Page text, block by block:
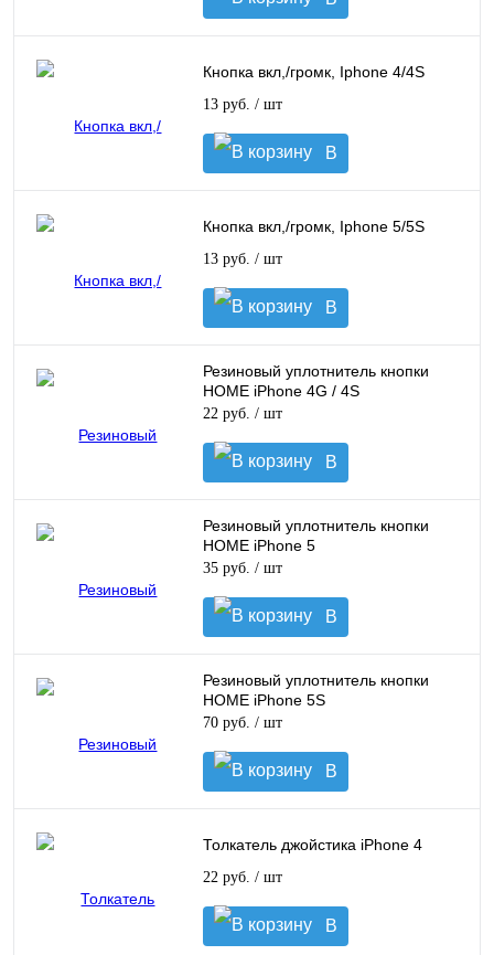
корзину
Кнопка вкл,/громк, Iphone 4/4S
13 руб. / шт
В
корзину
Кнопка вкл,/громк, Iphone 5/5S
13 руб. / шт
В
корзину
Резиновый уплотнитель кнопки
HOME iPhone 4G / 4S
22 руб. / шт
В
корзину
Резиновый уплотнитель кнопки
HOME iPhone 5
35 руб. / шт
В
корзину
Резиновый уплотнитель кнопки
HOME iPhone 5S
70 руб. / шт
В
корзину
Толкатель джойстика iPhone 4
22 руб. / шт
В